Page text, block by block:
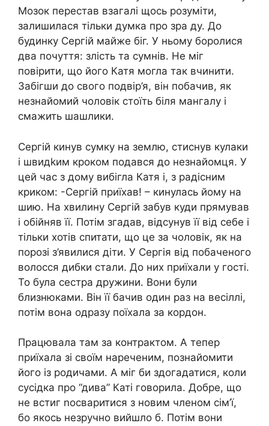
Мозок перестав взагалі щось розуміти,
залишилася тільки думка про зра ду. До
будинку Сергій майже біг. У ньому боролися
два почуття: злість та сумнів. Не міг
повірити, що його Катя могла так вчинити.
Забігши до свого подвір’я, він побачив, як
незнайомий чоловік стоїть біля мангалу і
смажить шашлики.
Сергій кинув сумку на землю, стиснув кулаки
і швидkим кроком подався до незнайомця. У
цей час з дому вибігла Катя і, з радісним
криком: -Сергій приїхав! – кинулась йому на
шию. На хвилину Сергій забув куди прямував
і обійняв її. Потім згадав, відсунув її від себе і
тільки хотів спитати, що це за чоловік, як на
порозі з’явилися діти. У Сергія від побаченого
волосся дибки стали. До них приїхали у гості.
То була сестра дружини. Вони були
близнюками. Він її бачив один раз на весіллі,
потім вона одразу поїхала за кордон.
Працювала там за контрактом. А тепер
приїхала зі своїм нареченим, познайомити
його із родичами. А міг би здогадатися, коли
сусідка про “дива” Каті говорила. Добре, що
не встиг nосваритися з новим членом сім’ї,
бо якось незручно вийшло б. Потім вони